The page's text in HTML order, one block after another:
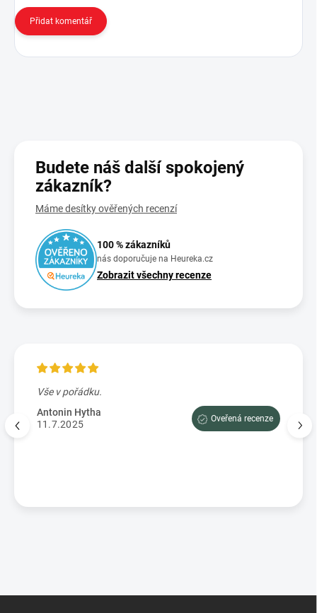
Přidat komentář
Budete náš další spokojený
zákazník?
Máme desítky ověřených recenzí
100 % zákazníků
nás doporučuje na Heureka.cz
Zobrazit všechny recenze
Vše v pořádku.
Antonin Hytha
11.7.2025
Oveřená recenze